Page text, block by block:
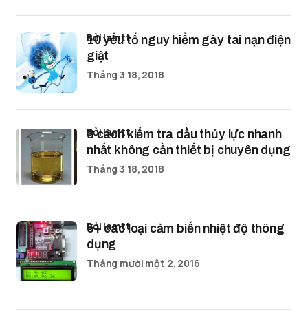
10 yếu tố nguy hiểm gây tai nạn điện
giật
bởi lamtt
Tháng 3 18, 2018
3 cách kiểm tra dầu thủy lực nhanh
nhất không cần thiết bị chuyên dụng
bởi lamtt
Tháng 3 18, 2018
5+ các loại cảm biến nhiệt độ thông
dụng
bởi lamtt
Tháng mười một 2, 2016